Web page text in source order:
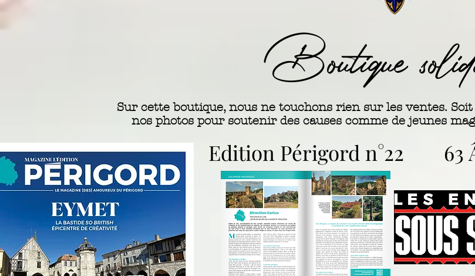
Boutique
Sur cette boutique, nous ne touchons rien sur les ventes.
nos photos pour soutenir des causes comme de jeunes
Edition Périgord n°22 63